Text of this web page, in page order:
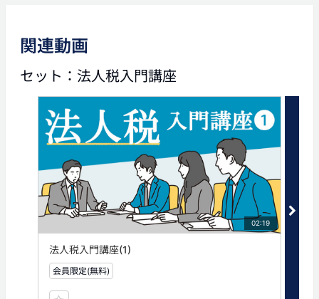
法人税入門講座(5)
タグ
繰越欠損金
関連動画
セット：法人税入門講座
02:19
法人税入門講座(1)
会員限定(無料)